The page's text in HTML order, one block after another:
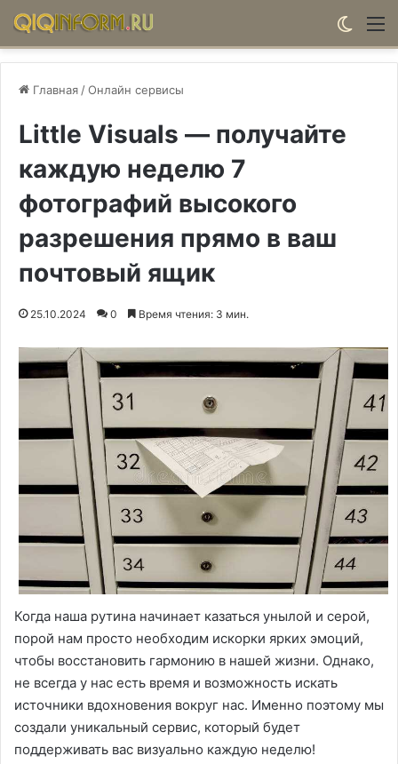
Главная /Онлайн сервисы
Little Visuals — получайте
каждую неделю 7
фотографий высокого
разрешения прямо в ваш
почтовый ящик
25.10.2024 0 Время чтения: 3 мин.
Когда наша рутина начинает казаться унылой и серой,
порой нам просто необходим искорки ярких эмоций,
чтобы восстановить гармонию в нашей жизни. Однако,
не всегда у нас есть время и возможность искать
источники вдохновения вокруг нас. Именно поэтому мы
создали уникальный сервис, который будет
поддерживать вас визуально каждую неделю!